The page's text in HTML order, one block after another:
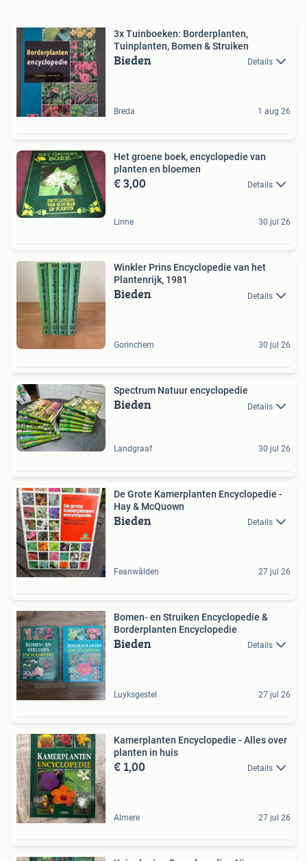
3x Tuinboeken: Borderplanten,
Tuinplanten, Bomen & Struiken
Bieden Details
Breda 1 aug 26
Het groene boek, encyclopedie van
planten en bloemen
€ 3,00 Details
Linne 30 jul 26
Winkler Prins Encyclopedie van het
Plantenrijk, 1981
Bieden Details
Gorinchem 30 jul 26
Spectrum Natuur encyclopedie
Bieden Details
Landgraaf 30 jul 26
De Grote Kamerplanten Encyclopedie -
Hay & McQuown
Bieden Details
Feanwâlden 27 jul 26
Bomen- en Struiken Encyclopedie &
Borderplanten Encyclopedie
Bieden Details
Luyksgestel 27 jul 26
Kamerplanten Encyclopedie - Alles over
planten in huis
€ 1,00 Details
Almere 27 jul 26